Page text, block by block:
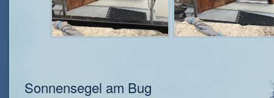
Sonnensegel am Bug